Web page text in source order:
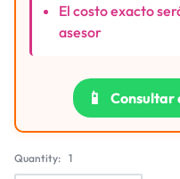
El costo exacto
asesor
📱 Consultar
Quantity: 1